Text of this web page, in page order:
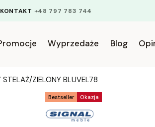
+48 797 783 744
Wyprzedaże Blog
ZIELONY BLUVEL78
Tagi produktu
Okazja
Bestseller